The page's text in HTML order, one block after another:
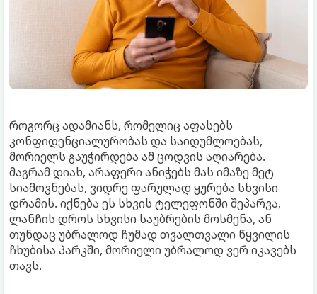
როგორც ადამიანს, რომელიც აფასებს
კონფიდენციალურობას და საიდუმლოებას,
მორიელს გაუჭირდება ამ ცოდვის აღიარება.
მაგრამ დიახ, არაფერი ანიჭებს მას იმაზე მეტ
სიამოვნებას, ვიდრე ფარულად ყურება სხვისი
დრამის. იქნება ეს სხვის ტელეფონში შეპარვა,
ლანჩის დროს სხვისი საუბრების მოსმენა, ან
თუნდაც უბრალოდ ჩუმად თვალთვალი წყვილის
ჩხუბისა პარკში, მორიელი უბრალოდ ვერ იკავებს
თავს.